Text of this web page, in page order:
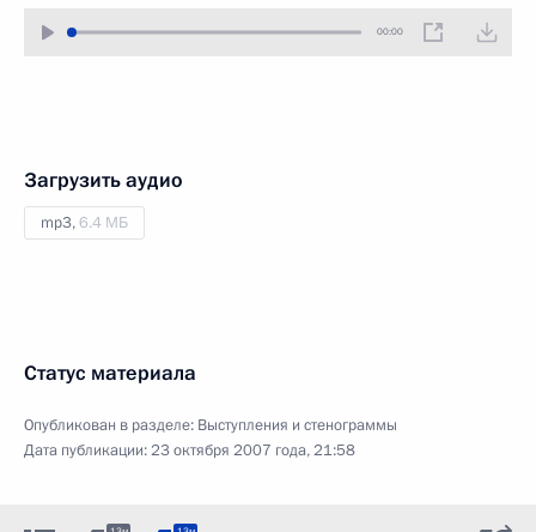
00:00
Загрузить аудио
mp3,6.4 МБ
Статус материала
Опубликован в разделе: Выступления и стенограммы
Дата публикации:23 октября 2007 года, 21:58